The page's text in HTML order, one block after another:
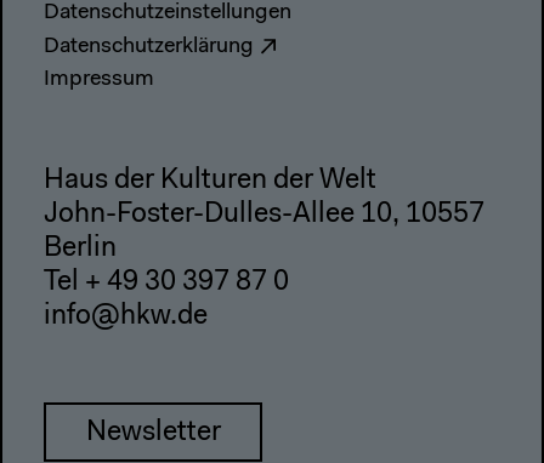
Datenschutzeinstellungen
Datenschutzerklärung
Impressum
Haus der Kulturen der Welt
John-Foster-Dulles-Allee 10, 10557
Berlin
Tel + 49 30 397 87 0
info@hkw.de
Newsletter